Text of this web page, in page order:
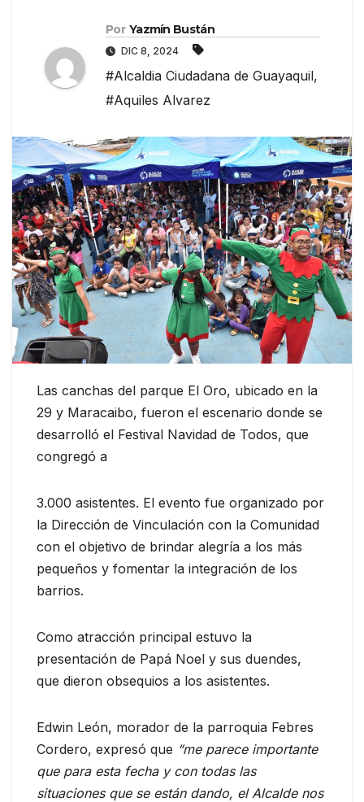
Por Yazmín Bustán
DIC 8, 2024
#Alcaldia Ciudadana de Guayaquil,
#Aquiles Alvarez
Las canchas del parque El Oro, ubicado en la
29 y Maracaibo, fueron el escenario donde se
desarrolló el Festival Navidad de Todos, que
congregó a
3.000 asistentes. El evento fue organizado por
la Dirección de Vinculación con la Comunidad
con el objetivo de brindar alegría a los más
pequeños y fomentar la integración de los
barrios.
Como atracción principal estuvo la
presentación de Papá Noel y sus duendes,
que dieron obsequios a los asistentes.
Edwin León, morador de la parroquia Febres
Cordero, expresó que “me parece importante
que para esta fecha y con todas las
situaciones que se están dando, el Alcalde nos